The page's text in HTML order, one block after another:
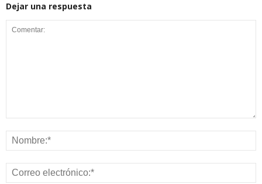
Dejar una respuesta